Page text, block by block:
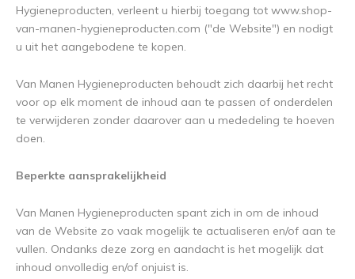
Hygieneproducten, verleent u hierbij toegang tot www.shop-
van-manen-hygieneproducten.com ("de Website") en nodigt
u uit het aangebodene te kopen.
Van Manen Hygieneproducten behoudt zich daarbij het recht
voor op elk moment de inhoud aan te passen of onderdelen
te verwijderen zonder daarover aan u mededeling te hoeven
doen.
Beperkte aansprakelijkheid
Van Manen Hygieneproducten spant zich in om de inhoud
van de Website zo vaak mogelijk te actualiseren en/of aan te
vullen. Ondanks deze zorg en aandacht is het mogelijk dat
inhoud onvolledig en/of onjuist is.